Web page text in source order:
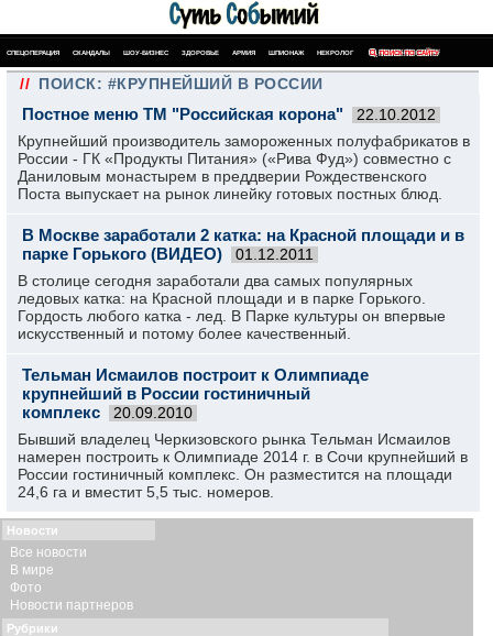
СПЕЦОПЕРАЦИЯ СКАНДАЛЫ ШОУ-БИЗНЕС ЗДОРОВЬЕ АРМИЯ ШПИОНАЖ НЕКРОЛОГ ПОИСК ПО САЙТУ
// ПОИСК: #КРУПНЕЙШИЙ В РОССИИ
Постное меню ТМ "Российская корона" 22.10.2012
Крупнейший производитель замороженных полуфабрикатов в
России - ГК «Продукты Питания» («Рива Фуд») совместно с
Даниловым монастырем в преддверии Рождественского
Поста выпускает на рынок линейку готовых постных блюд.
В Москве заработали 2 катка: на Красной площади и в
парке Горького (ВИДЕО)
01.12.2011
В столице сегодня заработали два самых популярных
ледовых катка: на Красной площади и в парке Горького.
Гордость любого катка - лед. В Парке культуры он впервые
искусственный и потому более качественный.
Тельман Исмаилов построит к Олимпиаде
крупнейший в России гостиничный
комплекс
20.09.2010
Бывший владелец Черкизовского рынка Тельман Исмаилов
намерен построить к Олимпиаде 2014 г. в Сочи крупнейший в
России гостиничный комплекс. Он разместится на площади
24,6 га и вместит 5,5 тыс. номеров.
Новости
Все новости
В мире
Фото
Новости партнеров
Рубрики